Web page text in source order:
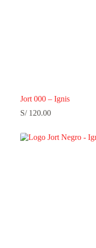
Jort 000 – Ignis
S/120.00